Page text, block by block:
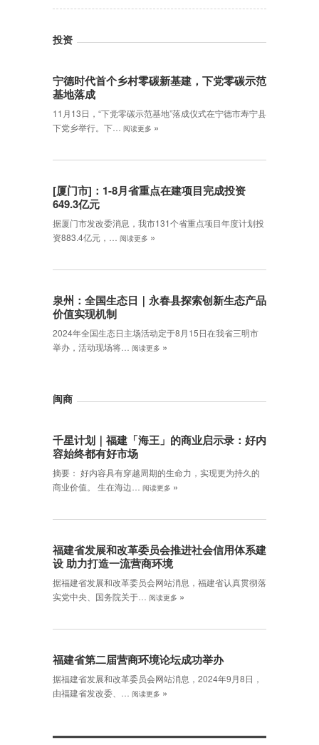
投资
宁德时代首个乡村零碳新基建，下党零碳示范
基地落成
11月13日，“下党零碳示范基地”落成仪式在宁德市寿宁县
下党乡举行。下…
阅读更多 »
[厦门市]：1-8月省重点在建项目完成投资
649.3亿元
据厦门市发改委消息，我市131个省重点项目年度计划投
资883.4亿元，…
阅读更多 »
泉州：全国生态日｜永春县探索创新生态产品
价值实现机制
2024年全国生态日主场活动定于8月15日在我省三明市
举办，活动现场将…
阅读更多 »
闽商
千星计划｜福建「海王」的商业启示录：好内
容始终都有好市场
摘要： 好内容具有穿越周期的生命力，实现更为持久的
商业价值。 生在海边…
阅读更多 »
福建省发展和改革委员会推进社会信用体系建
设 助力打造一流营商环境
据福建省发展和改革委员会网站消息，福建省认真贯彻落
实党中央、国务院关于…
阅读更多 »
福建省第二届营商环境论坛成功举办
据福建省发展和改革委员会网站消息，2024年9月8日，
由福建省发改委、…
阅读更多 »